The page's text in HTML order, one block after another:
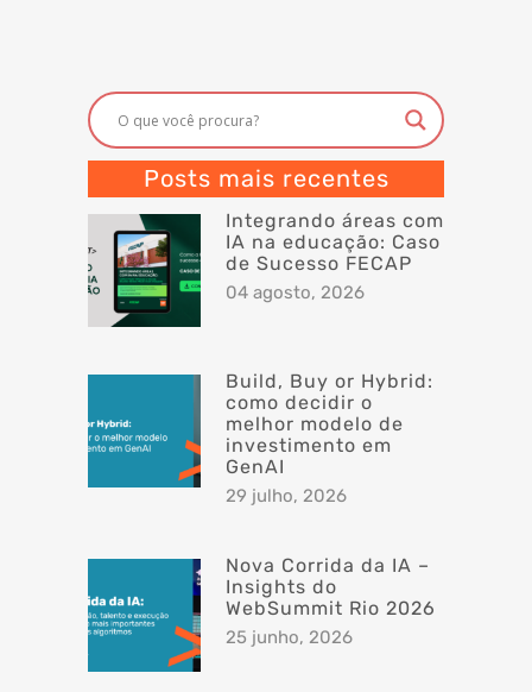
Posts mais recentes
Integrando áreas com
IA na educação: Caso
de Sucesso FECAP
04 agosto, 2026
Build, Buy or Hybrid:
como decidir o
melhor modelo de
investimento em
GenAI
29 julho, 2026
Nova Corrida da IA –
Insights do
WebSummit Rio 2026
25 junho, 2026